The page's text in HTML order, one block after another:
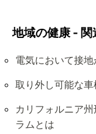
地域の健康 - 関
電気において接
取り外し可能な
カリフォルニア
ラムとは